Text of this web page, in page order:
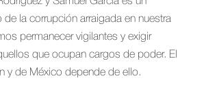
la corrupción arraigada en nuestra
permanecer vigilantes y exigir
que ocupan cargos de poder. El
y de México depende de ello.